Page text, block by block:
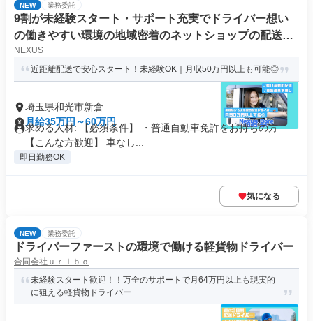
NEW 業務委託
9割が未経験スタート・サポート充実でドライバー想い
の働きやすい環境の地域密着のネットショップの配送ド
ライバー
NEXUS
近距離配送で安心スタート！未経験OK｜月収50万円以上も可能◎
埼玉県和光市新倉
月給35万円～60万円
求める人材: 【必須条件】 ・普通自動車免許をお持ちの方
【こんな方歓迎】 車なし...
即日勤務OK
気になる
NEW 業務委託
ドライバーファーストの環境で働ける軽貨物ドライバー
合同会社ｕｒｉｂｏ
未経験スタート歓迎！！万全のサポートで月64万円以上も現実的
に狙える軽貨物ドライバー